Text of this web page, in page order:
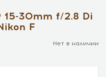
15-30mm f/2.8 Di
F
Нет в наличии